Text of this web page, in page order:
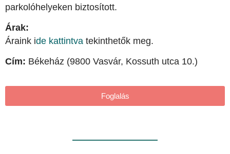
parkolóhelyeken biztosított.
Árak:
Áraink ide kattintva tekinthetők meg.
Cím: Békeház (9800 Vasvár, Kossuth utca 10.)
Foglalás